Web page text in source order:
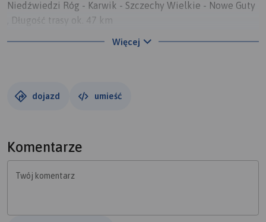
Niedźwiedzi Róg - Karwik - Szczechy Wielkie - Nowe Guty
, Długość trasy ok. 47 km
Dzień 3. Nowe Guty - Okartowo - Węzewo - Cierzpięty -
Dzień 4. Rydzewo - Giżycko - Pierkunowo - Pieczarki -
Dzień 5. Węgorzewo - Przystań - Mamerki - Pniwo -
Długość trasy ok. 40 km
Dzień 6. Kętrzyn - Ryn. Długość trasy ok 22 km (czas ok. 1 h
Więcej
dojazd umieść
Komentarze
Twój komentarz